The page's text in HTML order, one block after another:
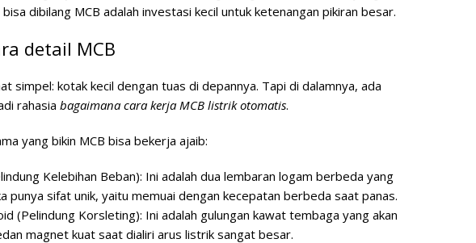
dibilang MCB adalah investasi kecil untuk ketenangan pikiran besar.
detail MCB
simpel: kotak kecil dengan tuas di depannya. Tapi di dalamnya, ada
rahasia bagaimana cara kerja MCB listrik otomatis.
yang bikin MCB bisa bekerja ajaib:
Kelebihan Beban): Ini adalah dua lembaran logam berbeda yang
punya sifat unik, yaitu memuai dengan kecepatan berbeda saat panas.
(Pelindung Korsleting): Ini adalah gulungan kawat tembaga yang akan
magnet kuat saat dialiri arus listrik sangat besar.